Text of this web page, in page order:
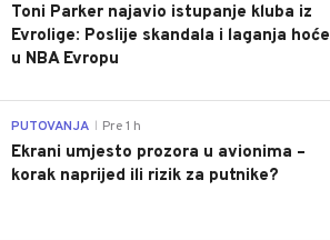
Toni Parker najavio istupanje kluba iz
Evrolige: Poslije skandala i laganja hoće
u NBA Evropu
PUTOVANJA Pre 1 h
Ekrani umjesto prozora u avionima –
korak naprijed ili rizik za putnike?